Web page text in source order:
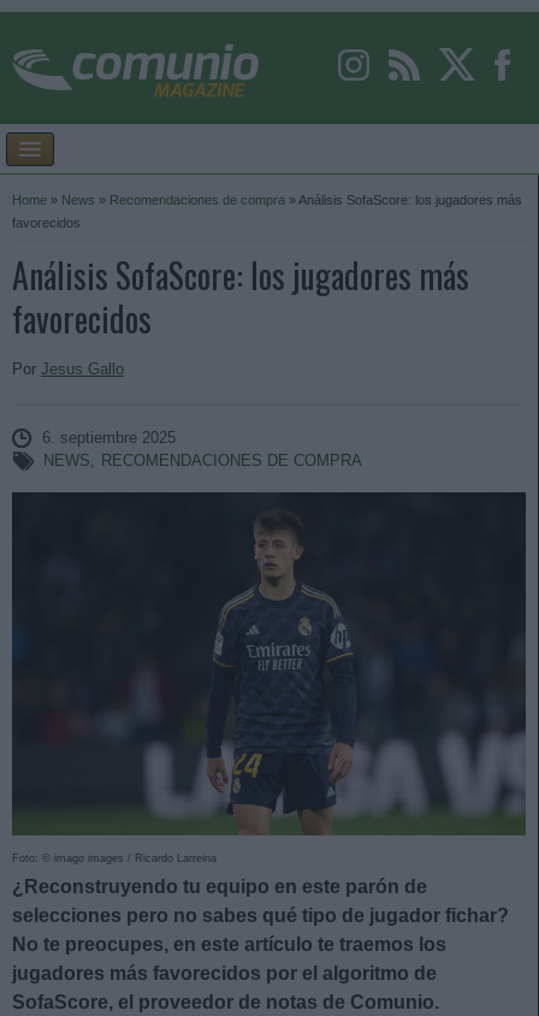
Home » News » Recomendaciones de compra » Análisis SofaScore: los jugadores más
favorecidos
Análisis SofaScore: los jugadores más
favorecidos
Por Jesus Gallo
6. septiembre 2025
NEWS, RECOMENDACIONES DE COMPRA
Foto: © imago images / Ricardo Larreina
¿Reconstruyendo tu equipo en este parón de
selecciones pero no sabes qué tipo de jugador fichar?
No te preocupes, en este artículo te traemos los
jugadores más favorecidos por el algoritmo de
SofaScore, el proveedor de notas de Comunio.